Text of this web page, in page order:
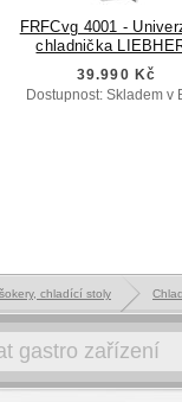
FRFCvg 4001 -
chladnička
39.990 Kč
Dostupnost: Skladem v
chladící stoly